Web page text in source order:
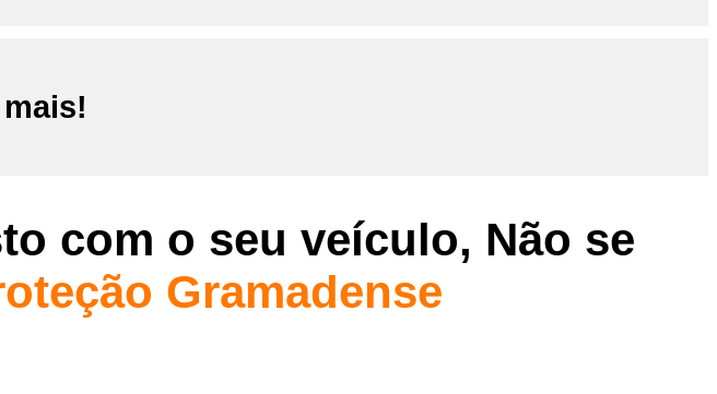
com o seu veículo, Não se
Gramadense